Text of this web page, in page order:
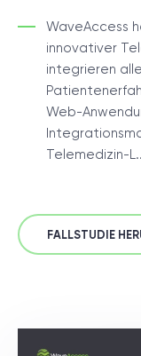
WaveAccess
innovativer
integrieren
Web-
Telemedizin-
FALLSTUDIE